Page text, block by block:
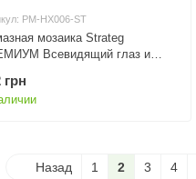
PM-HX006-ST
мозаика Strateg
Всевидящий глаз и
грн
Назад 1 2 3 4